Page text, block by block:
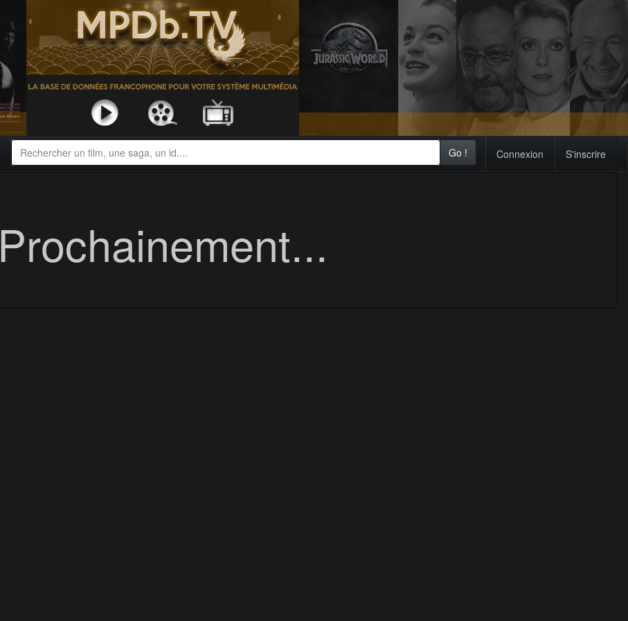
Connexion S'inscrire
Go !
Prochainement...